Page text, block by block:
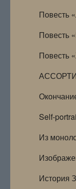
Повесть
Повесть
Self-
Из
История